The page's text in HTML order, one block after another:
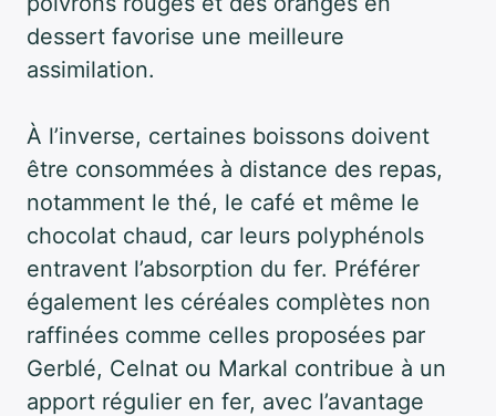
dessert favorise une meilleure
assimilation.
À l’inverse, certaines boissons doivent
être consommées à distance des repas,
notamment le thé, le café et même le
chocolat chaud, car leurs polyphénols
entravent l’absorption du fer. Préférer
également les céréales complètes non
raffinées comme celles proposées par
Gerblé, Celnat ou Markal contribue à un
apport régulier en fer, avec l’avantage